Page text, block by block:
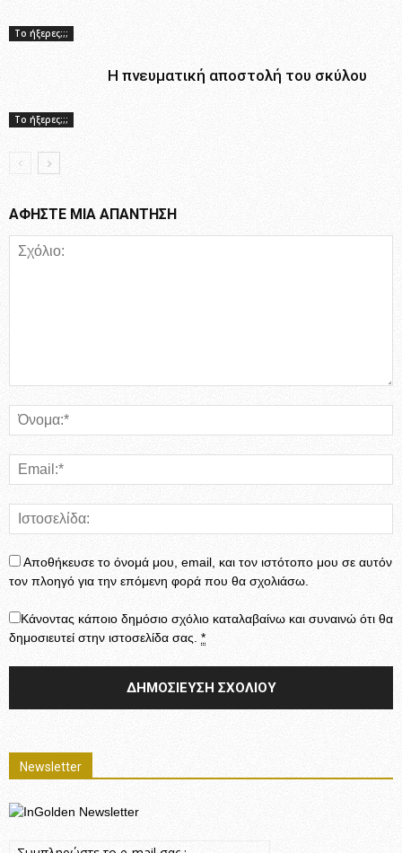
Το ήξερες;;;
Το ήξερες;;;
Η πνευματική αποστολή του σκύλου
ΑΦΗΣΤΕ ΜΙΑ ΑΠΑΝΤΗΣΗ
Αποθήκευσε το όνομά μου, email, και τον ιστότοπο μου σε αυτόν
τον πλοηγό για την επόμενη φορά που θα σχολιάσω.
Κάνοντας κάποιο δημόσιο σχόλιο καταλαβαίνω και συναινώ ότι θα
δημοσιευτεί στην ιστοσελίδα σας. *
Newsletter